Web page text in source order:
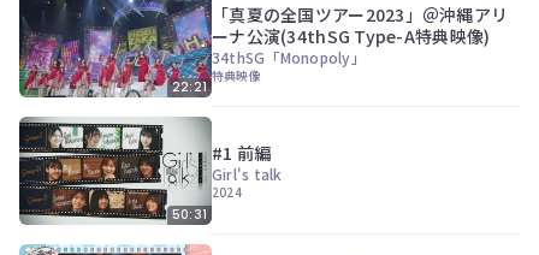
22:21
「真夏の全国ツアー2023」＠沖縄アリ
ーナ公演(34thSG Type-A特典映像)
34thSG「Monopoly」
特典映像
50:31
#1 前編
Girl's talk
2024